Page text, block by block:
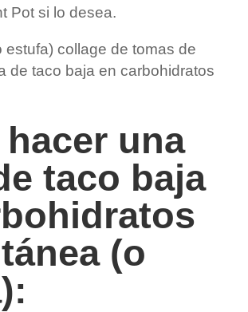
Pot si lo desea.
una
taco baja
(o